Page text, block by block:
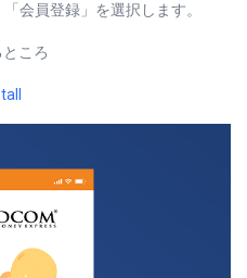
会員登録」を選択します。
ころ